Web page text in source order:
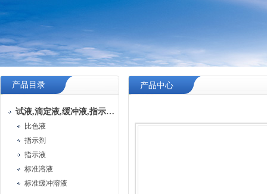
产品目录
试液,滴定液,缓冲液,指示液,试纸
比色液
指示剂
指示液
标准溶液
标准缓冲溶液
产品中心